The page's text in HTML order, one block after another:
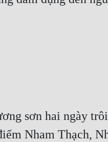
sơn hai ngày
Nham Thạch,